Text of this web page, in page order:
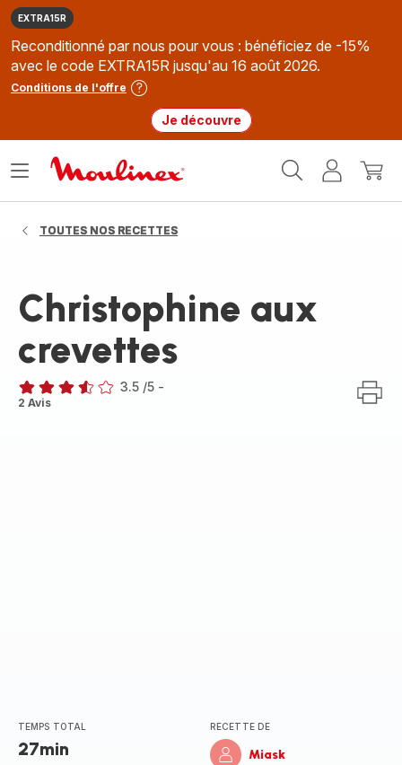
EXTRA15R
Reconditionné par nous pour vous : bénéficiez de -15%
avec le code EXTRA15R jusqu'au 16 août 2026.
Conditions de l'offre
Je découvre
MonMon
Ouvrir
TOUTES NOS RECETTES
Christophine aux
crevettes
ratings.3.5
3.5 /5 -
2 Avis
TEMPS TOTAL
27min
RECETTE DE
Miask